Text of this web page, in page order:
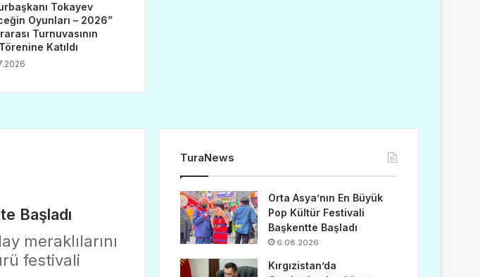
Tokayev
Oyunları – 2026”
Turnuvasının
Katıldı